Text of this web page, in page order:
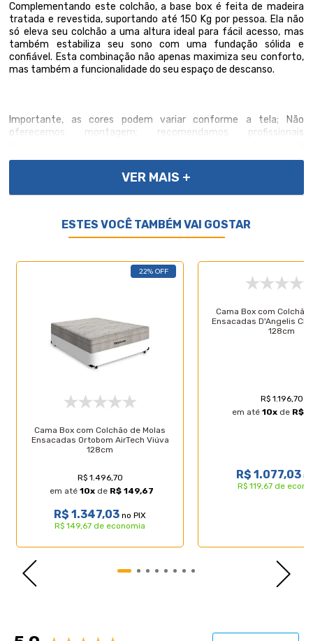
Complementando este colchão, a base box é feita de madeira
tratada e revestida, suportando até 150 Kg por pessoa. Ela não
só eleva seu colchão a uma altura ideal para fácil acesso, mas
também estabiliza seu sono com uma fundação sólida e
confiável. Esta combinação não apenas maximiza seu conforto,
mas também a funcionalidade do seu espaço de descanso.
Importante, as cores podem variar conforme a tela; Não
oferecemos montagem; recomendamos profissionais
elevadores e passagens. Não transportamos por meios especiais.
Por se tratar de um produto de uso íntimo e pessoal, só
aceitaremos devoluções por arrependimento apenas se a
embalagem do produto não for violada.
VER MAIS +
ESTES VOCÊ TAMBÉM VAI GOSTAR
22% OFF
Cama Box com Colchão de Molas
Ensacadas Ortobom AirTech Viúva
128cm
R$ 1.496,70
em até 10xde R$ 149,67
R$ 1.347,03 no PIX
R$ 149,67 de economia
Cama Box com Colchão
Ensacadas D'Angelis
128cm
R$ 1.196,70
em até10x de R$
R$ 1.077,03no
R$ 119,67 de